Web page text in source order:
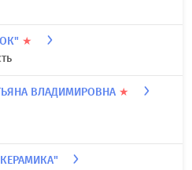
★
ВЛАДИМИРОВНА ★